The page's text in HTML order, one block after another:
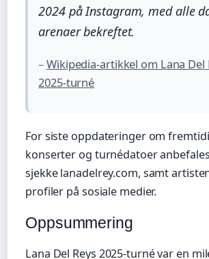
2024 på Instagram, med alle
arenaer bekreftet.
–Wikipedia-artikkel om Lana Del
2025-turné
For siste oppdateringer om
konserter og turnédatoer
sjekke lanadelrey.com, samt
profiler på sosiale medier.
Oppsummering
Lana Del Reys 2025-turné var en